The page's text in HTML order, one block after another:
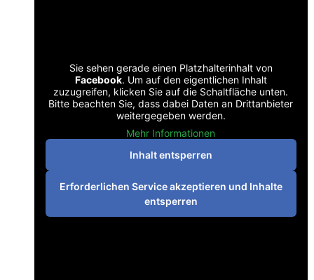
Sie sehen gerade einen Platzhalterinhalt von
Facebook. Um auf den eigentlichen Inhalt
zuzugreifen, klicken Sie auf die Schaltfläche unten.
Bitte beachten Sie, dass dabei Daten an Drittanbieter
weitergegeben werden.
Mehr Informationen
Inhalt entsperren
Erforderlichen Service akzeptieren und Inhalte
entsperren